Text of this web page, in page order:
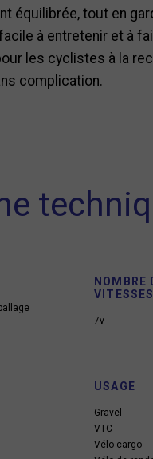
équilibrée, tout en
à entretenir et à
les cyclistes à la
complication.
NOMBRE
VITESSES
7v
USAGE
Gravel
VTC
Vélo cargo